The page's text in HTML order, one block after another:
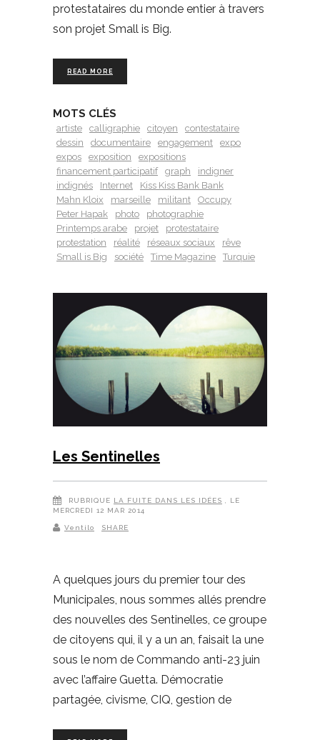
protestataires du monde entier à travers
son projet Small is Big.
READ MORE
MOTS CLÉS
artiste calligraphie citoyen
contestataire
dessin
documentaire engagement
expo
expos
exposition
expositions
financement participatif
graph
indigner
indignés
Internet
Kiss Kiss Bank Bank
Mahn Kloix
marseille militant
Occupy
Peter Hapak
photo
photographie
Printemps arabe
projet
protestataire
protestation
réalité réseaux sociaux
rêve
Small is Big
société Time Magazine Turquie
Les Sentinelles
RUBRIQUE LA FUITE DANS LES IDÉES
, LE
MERCREDI 12 MAR 2014
Ventilo SHARE
A quelques jours du premier tour des
Municipales, nous sommes allés prendre
des nouvelles des Sentinelles, ce groupe
de citoyens qui, il y a un an, faisait la une
sous le nom de Commando anti-23 juin
avec l’affaire Guetta. Démocratie
partagée, civisme, CIQ, gestion de